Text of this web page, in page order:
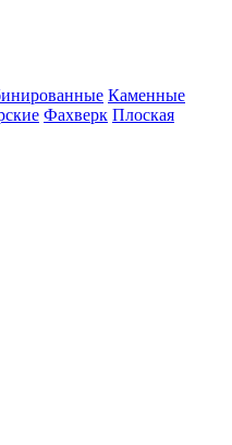
Каменные
Фахверк Плоская